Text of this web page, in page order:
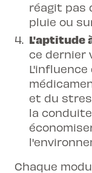
réagit pas
pluie ou
L'aptitude
ce dernier
L'influence
et du
la
Chaque